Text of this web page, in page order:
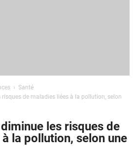
Santé
de maladies liées à la pollution, selon
les risques de
la pollution, selon une